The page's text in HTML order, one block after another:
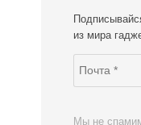
из мира
Мы не